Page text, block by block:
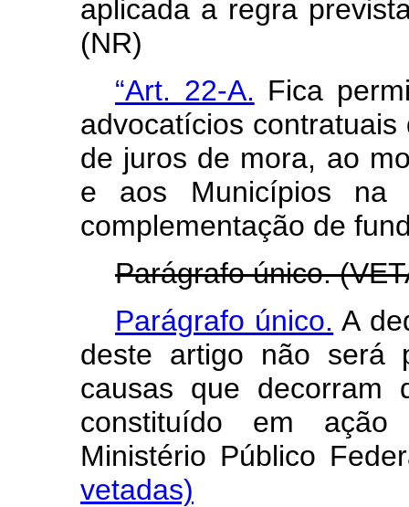
aplicada a regra
(NR)
“Art. 22-A. Fica
advocatícios
de juros de mora, ao
e aos Municípios na
complementação de
Parágrafo único.
Parágrafo único. A
deste artigo não será
causas que decorram
constituído em
Ministério Público
vetadas)